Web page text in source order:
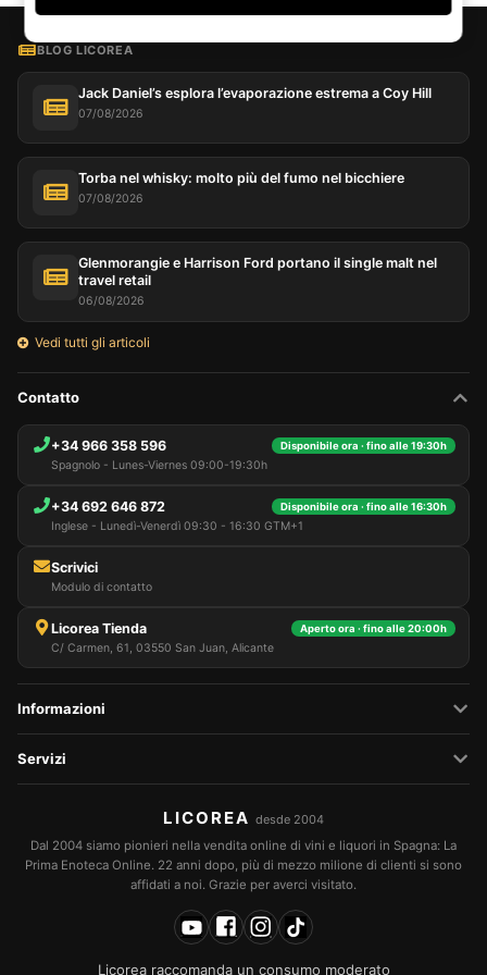
BLOG LICOREA
Jack Daniel’s esplora l’evaporazione estrema a Coy Hill
07/08/2026
Torba nel whisky: molto più del fumo nel bicchiere
07/08/2026
Glenmorangie e Harrison Ford portano il single malt nel
travel retail
06/08/2026
Vedi tutti gli articoli
Contatto
+34 966 358 596 Disponibile ora · fino alle 19:30h
Spagnolo - Lunes-Viernes 09:00-19:30h
+34 692 646 872 Disponibile ora · fino alle 16:30h
Inglese - Lunedì-Venerdì 09:30 - 16:30 GTM+1
Scrivici
Modulo di contatto
Licorea Tienda Aperto ora · fino alle 20:00h
C/ Carmen, 61, 03550 San Juan, Alicante
Informazioni
Servizi
LICOREA desde 2004
Dal 2004 siamo pionieri nella vendita online di vini e liquori in Spagna: La
Prima Enoteca Online. 22 anni dopo, più di mezzo milione di clienti si sono
affidati a noi. Grazie per averci visitato.
Licorea raccomanda un consumo moderato